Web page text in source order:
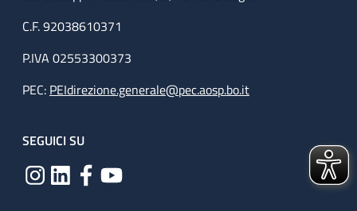
C.F. 92038610371
P.IVA 02553300373
PEC: PEIdirezione.generale@pec.aosp.bo.it
SEGUICI SU